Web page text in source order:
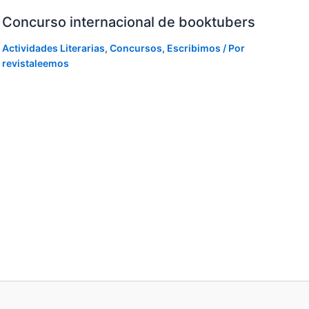
Concurso internacional de booktubers
Actividades Literarias,Concursos, Escribimos / Por
revistaleemos